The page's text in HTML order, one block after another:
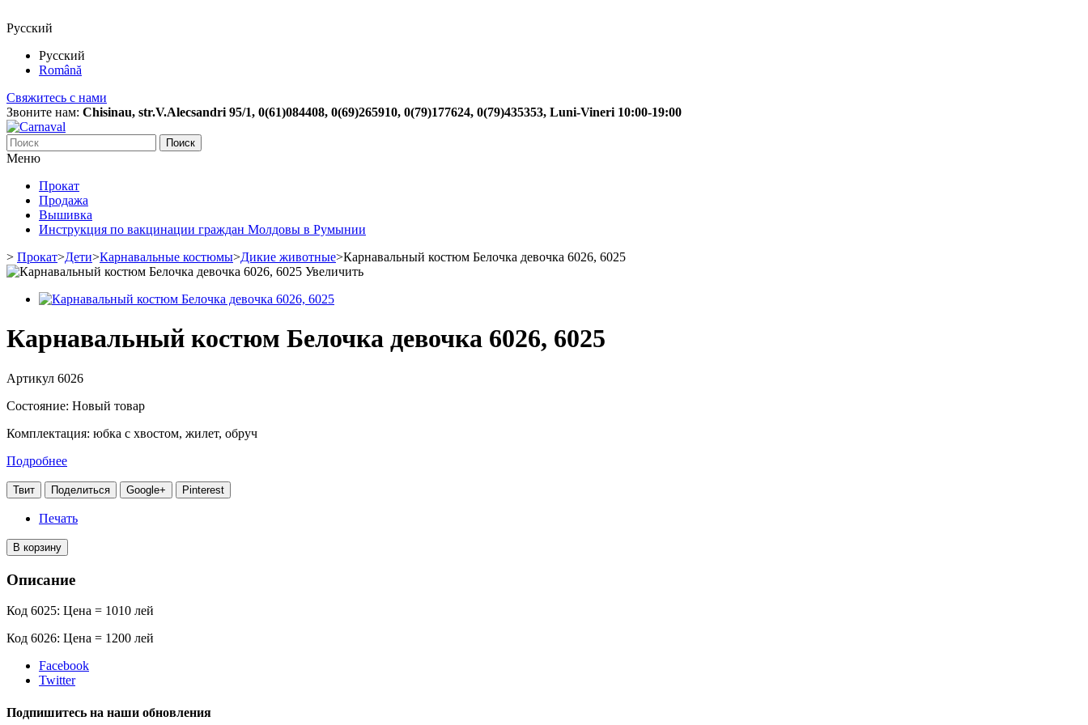
Русский
Русский
Română
Свяжитесь с нами
Звоните нам: Chisinau, str.V.Alecsandri 95/1, 0(61)084408, 0(69)265910, 0(79)177624, 0(79)435353, Luni-Vineri 10:00-19:00
Поиск
Меню
Прокат
Продажа
Вышивка
Инструкция по вакцинации граждан Молдовы в Румынии
> Прокат>Дети>Карнавальные костюмы>Дикие животные>Карнавальный костюм Белочка девочка 6026, 6025
Увеличить
Карнавальный костюм Белочка девочка 6026, 6025
Артикул 6026
Состояние: Новый товар
Комплектация: юбка с хвостом, жилет, обруч
Подробнее
Твит Поделиться Google+ Pinterest
Печать
В корзину
Описание
Код 6025: Цена = 1010 лей
Код 6026: Цена = 1200 лей
Facebook
Twitter
Подпишитесь на наши обновления